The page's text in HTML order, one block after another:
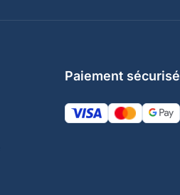
Paiement sécurisé